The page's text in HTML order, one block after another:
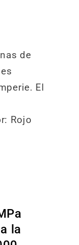
de
El
Rojo
la